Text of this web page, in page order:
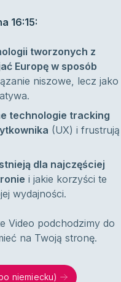
16:15:
tworzonych z
Europę w sposób
niszowe, lecz jako
technologie tracking
(UX) i frustrują
dla najczęściej
i jakie korzyści te
wydajności.
Video podchodzimy do
na Twoją stronę.
niemiecku)